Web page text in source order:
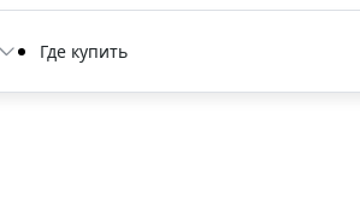
Где купить